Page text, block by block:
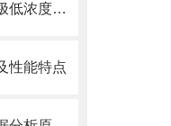
流式细胞仪能够精确测量到极低浓度的标记物
性能特点